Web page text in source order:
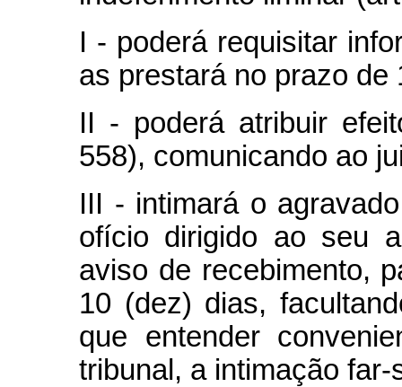
I - poderá requisitar
as prestará no prazo de
II - poderá atribuir
558), comunicando ao
III - intimará o
ofício dirigido ao seu
aviso de recebimento,
10 (dez) dias,
que entender
tribunal, a intimação